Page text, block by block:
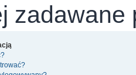
zadawane